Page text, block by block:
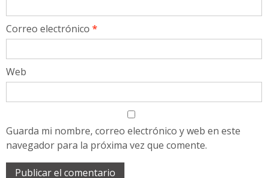
Correo electrónico *
Web
Guarda mi nombre, correo electrónico y web en este
navegador para la próxima vez que comente.